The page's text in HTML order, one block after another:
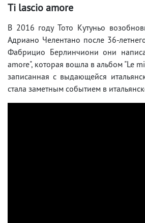
Ti lascio amore
В 2016 году Тото Кутуньо
Адриано Челентано после 36-
Фабрицио Берлинчиони они
amore", которая вошла в альбом "Le
записанная с выдающейся
стала заметным событием в